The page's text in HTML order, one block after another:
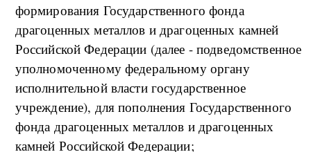
формирования Государственного фонда
драгоценных металлов и драгоценных камней
Российской Федерации (далее - подведомственное
уполномоченному федеральному органу
исполнительной власти государственное
учреждение), для пополнения Государственного
фонда драгоценных металлов и драгоценных
камней Российской Федерации;